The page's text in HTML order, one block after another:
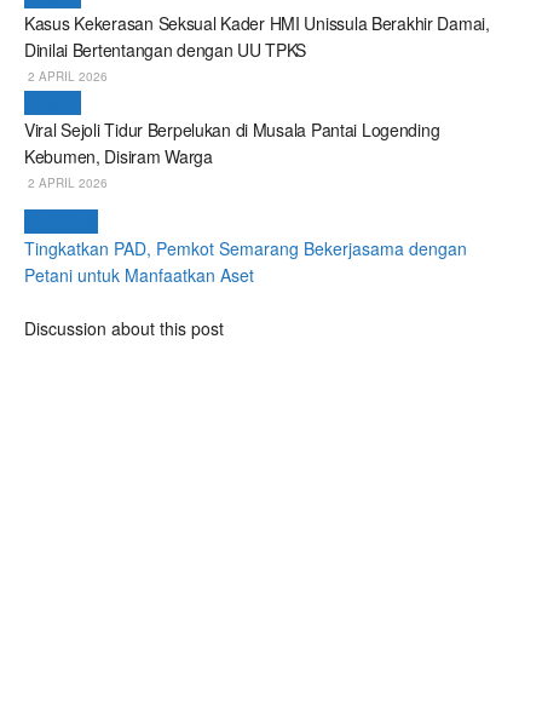
Kasus Kekerasan Seksual Kader HMI Unissula Berakhir Damai,
Dinilai Bertentangan dengan UU TPKS
2 APRIL 2026
Viral Sejoli Tidur Berpelukan di Musala Pantai Logending
Kebumen, Disiram Warga
2 APRIL 2026
Tingkatkan PAD, Pemkot Semarang Bekerjasama dengan
Petani untuk Manfaatkan Aset
Discussion about this post